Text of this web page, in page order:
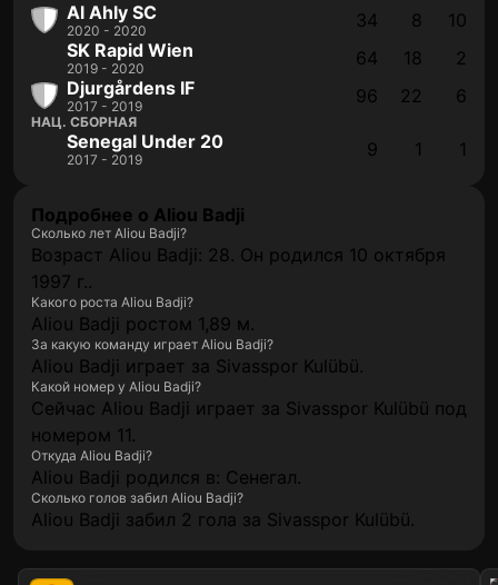
Al Ahly SC
2020 - 2020 34 8
10
SK Rapid Wien
2019 - 2020 64 18
2
Djurgårdens IF
2017 - 2019 96 22 6
НАЦ. СБОРНАЯ
Senegal Under 20
2017 - 2019 9 1 1
Подробнее о Aliou Badji
Сколько лет Aliou Badji?
Возраст Aliou Badji: 28. Он родился 10 октября
1997 г..
Какого роста Aliou Badji?
Aliou Badji ростом 1,89 м.
За какую команду играет Aliou Badji?
Aliou Badji играет за Sivasspor Kulübü.
Какой номер у Aliou Badji?
Сейчас Aliou Badji играет за Sivasspor Kulübü под
номером 11.
Откуда Aliou Badji?
Aliou Badji родился в: Сенегал.
Сколько голов забил Aliou Badji?
Aliou Badji забил 2 гола за Sivasspor Kulübü.
2023